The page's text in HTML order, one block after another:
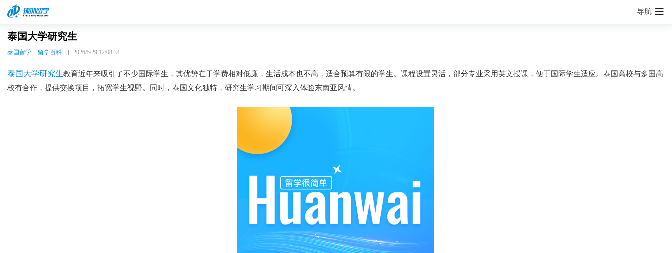
导航
泰国大学研究生
泰国留学 留学百科 2026/5/29 12:08:34
泰国大学研究生教育近年来吸引了不少国际学生，其优势在于学费相对低廉，生活成本也不高，适合预算有限的学生。课程设置灵活，部分专业采用英文授课，便于国际学生适应。泰国高校与多国高
校有合作，提供交换项目，拓宽学生视野。同时，泰国文化独特，研究生学习期间可深入体验东南亚风情。